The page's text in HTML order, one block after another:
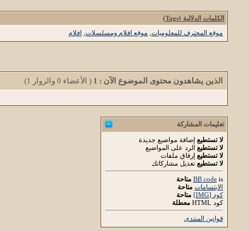
الكلمات الدلالية (Tags)
موقع المحترف للمعلوميات موقع افلام ومسلسلات افلام
الذين يشاهدون محتوى الموضوع الآن : 1 ( الأعضاء 0 والزوار 1)
تعليمات المشاركة
لا تستطيع إضافة مواضيع جديدة
لا تستطيع الرد على المواضيع
لا تستطيع إرفاق ملفات
لا تستطيع تعديل مشاركاتك
BB code is
متاحة
الابتسامات متاحة
كود [IMG]
متاحة
كود HTML
معطلة
قوانين المنتدى